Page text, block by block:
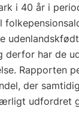
i 40 år i
derfor har de
Rapporten
der
udfordret